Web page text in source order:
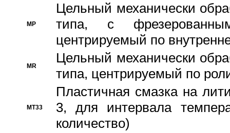
MP
Цельный механически
типа, с
центрируемый по
MR
Цельный механически
типа, центрируемый по
MT33
Пластичная смазка на
3, для интервала
количество)